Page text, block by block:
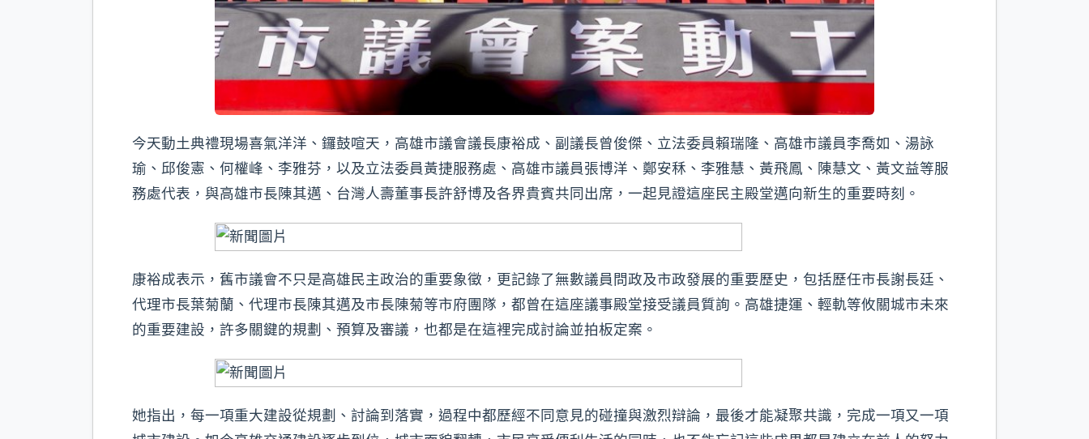
今天動土典禮現場喜氣洋洋、鑼鼓喧天，高雄市議會議長康裕成、副議長曾俊傑、立法委員賴瑞隆、高雄市議員李喬如、湯詠
瑜、邱俊憲、何權峰、李雅芬，以及立法委員黃捷服務處、高雄市議員張博洋、鄭安秝、李雅慧、黃飛鳳、陳慧文、黃文益等服
務處代表，與高雄市長陳其邁、台灣人壽董事長許舒博及各界貴賓共同出席，一起見證這座民主殿堂邁向新生的重要時刻。
康裕成表示，舊市議會不只是高雄民主政治的重要象徵，更記錄了無數議員問政及市政發展的重要歷史，包括歷任市長謝長廷、
代理市長葉菊蘭、代理市長陳其邁及市長陳菊等市府團隊，都曾在這座議事殿堂接受議員質詢。高雄捷運、輕軌等攸關城市未來
的重要建設，許多關鍵的規劃、預算及審議，也都是在這裡完成討論並拍板定案。
她指出，每一項重大建設從規劃、討論到落實，過程中都歷經不同意見的碰撞與激烈辯論，最後才能凝聚共識，完成一項又一項